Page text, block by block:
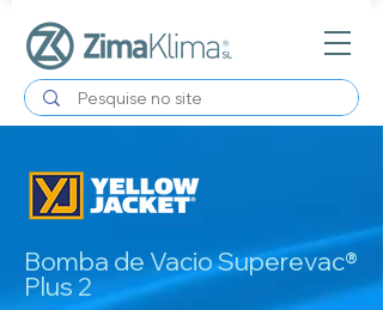
Bomba de Vacio Superevac®
Plus 2